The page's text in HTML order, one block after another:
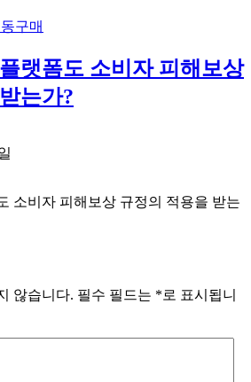
구매
랫폼도 소비자 피해보상
는가?
소비자 피해보상 규정의 적용을 받는
않습니다. 필수 필드는 *로 표시됩니